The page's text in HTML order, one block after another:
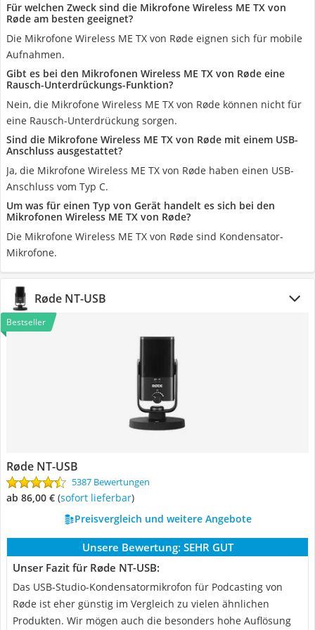
Für welchen Zweck sind die Mikrofone Wireless ME TX von
Røde am besten geeignet?
Die Mikrofone Wireless ME TX von Røde eignen sich für mobile
Aufnahmen.
Gibt es bei den Mikrofonen Wireless ME TX von Røde eine
Rausch-Unterdrückungs-Funktion?
Nein, die Mikrofone Wireless ME TX von Røde können nicht für
eine Rausch-Unterdrückung sorgen.
Sind die Mikrofone Wireless ME TX von Røde mit einem USB-
Anschluss ausgestattet?
Ja, die Mikrofone Wireless ME TX von Røde haben einen USB-
Anschluss vom Typ C.
Um was für einen Typ von Gerät handelt es sich bei den
Mikrofonen Wireless ME TX von Røde?
Die Mikrofone Wireless ME TX von Røde sind Kondensator-
Mikrofone.
Røde NT-USB
Bestseller
Røde NT-USB
5387 Bewertungen
ab 86,00 € ( Sofort lieferbar)
Preisvergleich und weitere Angebote
Unsere Bewertung: SEHR GUT
Unser Fazit für Røde NT-USB:
Das USB-Studio-Kondensatormikrofon für Podcasting von
Røde ist eher günstig im Vergleich zu vielen ähnlichen
Produkten. Wir mögen auch die besonders hohe Auflösung